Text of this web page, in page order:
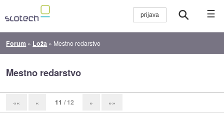
☰
Forum » Loža » Mestno redarstvo
Mestno redarstvo
«« « 11 / 12 » »»